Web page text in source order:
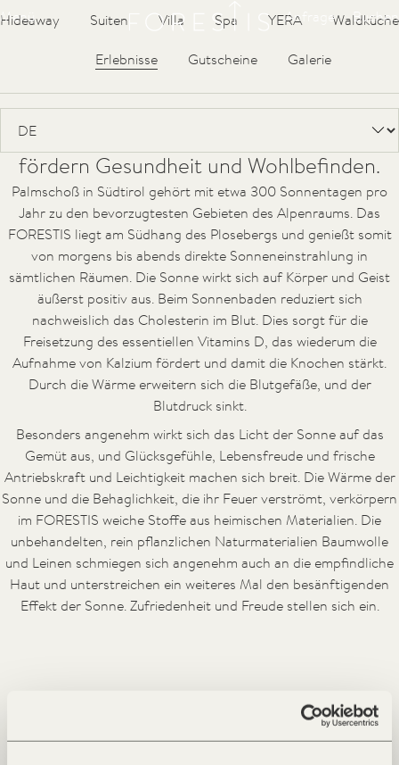
Menü Forestis
Anfrage Buchen
Hideaway Suiten Villa Spa YERA
Waldküche
Erlebnisse
Gutscheine Galerie
Wasser Luft Sonne Klima
Die Sonne ist das Element des Glücks und
der Lebensfreude. Die zahlreichen
Sonnenstunden in den Südtiroler Alpen
fördern Gesundheit und Wohlbefinden.
Palmschoß in Südtirol gehört mit etwa 300 Sonnentagen pro
Jahr zu den bevorzugtesten Gebieten des Alpenraums. Das
FORESTIS liegt am Südhang des Plosebergs und genießt somit
von morgens bis abends direkte Sonneneinstrahlung in
sämtlichen Räumen. Die Sonne wirkt sich auf Körper und Geist
äußerst positiv aus. Beim Sonnenbaden reduziert sich
nachweislich das Cholesterin im Blut. Dies sorgt für die
Freisetzung des essentiellen Vitamins D, das wiederum die
Aufnahme von Kalzium fördert und damit die Knochen stärkt.
Durch die Wärme erweitern sich die Blutgefäße, und der
Blutdruck sinkt.
Besonders angenehm wirkt sich das Licht der Sonne auf das
Gemüt aus, und Glücksgefühle, Lebensfreude und frische
Antriebskraft und Leichtigkeit machen sich breit. Die Wärme der
Sonne und die Behaglichkeit, die ihr Feuer verströmt, verkörpern
im FORESTIS weiche Stoffe aus heimischen Materialien. Die
unbehandelten, rein pflanzlichen Naturmaterialien Baumwolle
und Leinen schmiegen sich angenehm auch an die empfindliche
Haut und unterstreichen ein weiteres Mal den besänftigenden
Effekt der Sonne. Zufriedenheit und Freude stellen sich ein.